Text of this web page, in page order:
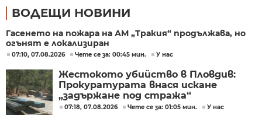
ВОДЕЩИ НОВИНИ
Гасенето на пожара на АМ „Тракия“ продължава, но
огънят е локализиран
07:10, 07.08.2026 Чете се за: 00:45 мин. У нас
Жестокото убийство в Пловдив:
Прокуратурата внася искане
„задържане под стража“
07:18, 07.08.2026 Чете се за: 01:05 мин. У нас